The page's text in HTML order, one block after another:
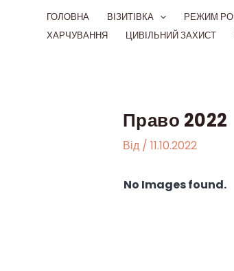
ГОЛОВНА ВІЗИТІВКА РЕЖИМ
ХАРЧУВАННЯ
ЦИВІЛЬНИЙ ЗАХИСТ
Право 2022
Від / 11.10.2022
No Images found.